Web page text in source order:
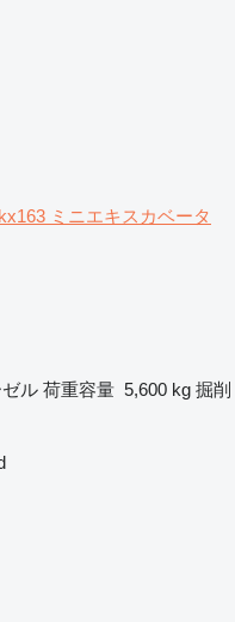
ミニエキスカベータ
ル 荷重容量 5,600 kg 掘削